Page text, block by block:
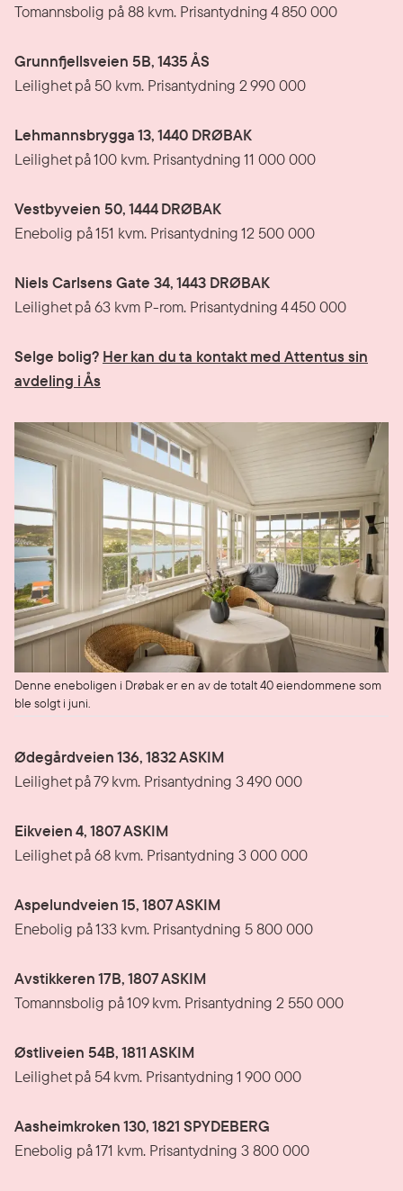
Tomannsbolig på 88 kvm. Prisantydning 4 850 000
Grunnfjellsveien 5B, 1435 ÅS
Leilighet på 50 kvm. Prisantydning 2 990 000
Lehmannsbrygga 13, 1440 DRØBAK
Leilighet på 100 kvm. Prisantydning 11 000 000
Vestbyveien 50, 1444 DRØBAK
Enebolig på 151 kvm. Prisantydning 12 500 000
Niels Carlsens Gate 34, 1443 DRØBAK
Leilighet på 63 kvm P-rom. Prisantydning 4 450 000
Selge bolig? Her kan du ta kontakt med Attentus sin
avdeling i Ås
Denne eneboligen i Drøbak er en av de totalt 40 eiendommene som
ble solgt i juni.
Ødegårdveien 136, 1832 ASKIM
Leilighet på 79 kvm. Prisantydning 3 490 000
Eikveien 4, 1807 ASKIM
Leilighet på 68 kvm. Prisantydning 3 000 000
Aspelundveien 15, 1807 ASKIM
Enebolig på 133 kvm. Prisantydning 5 800 000
Avstikkeren 17B, 1807 ASKIM
Tomannsbolig på 109 kvm. Prisantydning 2 550 000
Østliveien 54B, 1811 ASKIM
Leilighet på 54 kvm. Prisantydning 1 900 000
Aasheimkroken 130, 1821 SPYDEBERG
Enebolig på 171 kvm. Prisantydning 3 800 000